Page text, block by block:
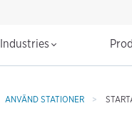
Industries
ANVÄND STATIONER